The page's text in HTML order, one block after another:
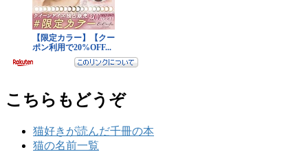
こちらもどうぞ
猫好きが読んだ千冊の本
猫の名前一覧